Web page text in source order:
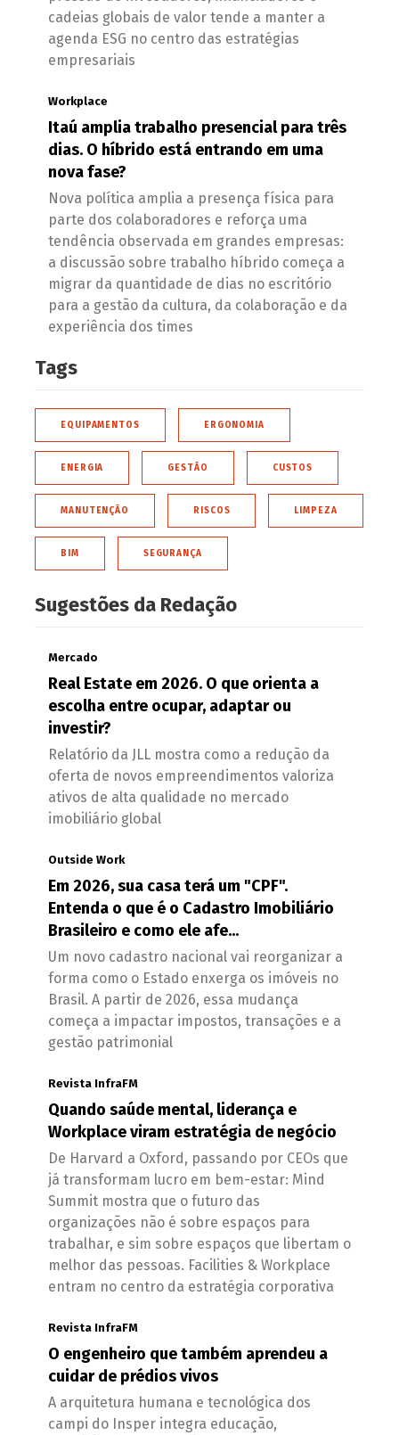
cadeias globais de valor tende a manter a
agenda ESG no centro das estratégias
empresariais
Workplace
Itaú amplia trabalho presencial para três
dias. O híbrido está entrando em uma
nova fase?
Nova política amplia a presença física para
parte dos colaboradores e reforça uma
tendência observada em grandes empresas:
a discussão sobre trabalho híbrido começa a
migrar da quantidade de dias no escritório
para a gestão da cultura, da colaboração e da
experiência dos times
Tags
EQUIPAMENTOS ERGONOMIA
ENERGIA GESTÃO CUSTOS
MANUTENÇÃO RISCOS LIMPEZA
BIM SEGURANÇA
Sugestões da Redação
Mercado
Real Estate em 2026. O que orienta a
escolha entre ocupar, adaptar ou
investir?
Relatório da JLL mostra como a redução da
oferta de novos empreendimentos valoriza
ativos de alta qualidade no mercado
imobiliário global
Outside Work
Em 2026, sua casa terá um "CPF".
Entenda o que é o Cadastro Imobiliário
Brasileiro e como ele afe...
Um novo cadastro nacional vai reorganizar a
forma como o Estado enxerga os imóveis no
Brasil. A partir de 2026, essa mudança
começa a impactar impostos, transações e a
gestão patrimonial
Revista InfraFM
Quando saúde mental, liderança e
Workplace viram estratégia de negócio
De Harvard a Oxford, passando por CEOs que
já transformam lucro em bem-estar: Mind
Summit mostra que o futuro das
organizações não é sobre espaços para
trabalhar, e sim sobre espaços que libertam o
melhor das pessoas. Facilities & Workplace
entram no centro da estratégia corporativa
Revista InfraFM
O engenheiro que também aprendeu a
cuidar de prédios vivos
A arquitetura humana e tecnológica dos
campi do Insper integra educação,